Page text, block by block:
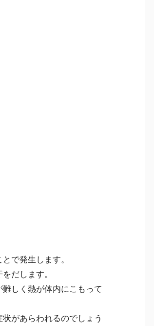
で発生します。
だします。
しく熱が体内にこもって
があらわれるのでしょう